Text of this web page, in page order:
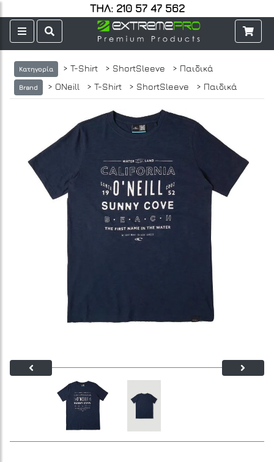
ΤΗΛ: 210 57 47 562
Κατηγορία > T-Shirt > ShortSleeve > Παιδικά
Brand > ONeill > T-Shirt > ShortSleeve > Παιδικά